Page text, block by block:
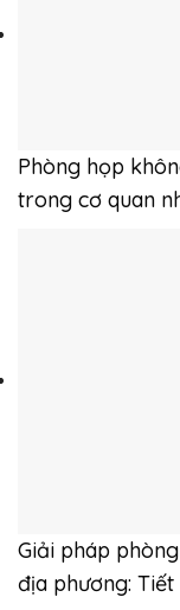
Phòng họp
trong cơ quan
Giải pháp
địa phương: